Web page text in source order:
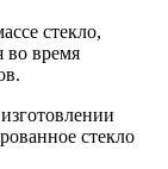
стекло,
во время
стекло